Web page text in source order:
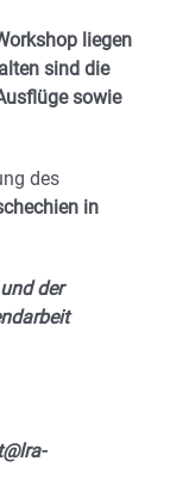
liegen
sind die
sowie
des
in
der